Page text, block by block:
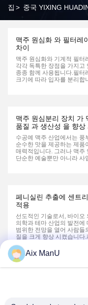
집 > 중국 YIXING
맥주 원심화 와 필터레
차이
맥주 원심화와 기계적 필터
각각 독특한 장점을 가지고
종종 함께 사용됩니다.필터
크기에 따라 입자를 분리합
레이션 프로세스의 작업 부
합니다.이 복합적 접근 방
맥주 유통 기간을 연장하는
적입니다.수출용 또는 대형
셰프에 전시되는 맥주를 위
무스 예방을 위해 필터레이
적입니다.그러나, 더 빠른 재
으로 필터링되지 않은 맥...
맥주 원심분리 장치 가
품질 과 생산성 을 향상
방법
수공예 맥주 산업에서는 풍
순수한 맛을 제공하는 제품
매력적입니다. 그러나 맥주
단순한 예술뿐만 아니라 사
미합니다.맥주 원심분리기
에 혁명을 일으켰고, 양조장
의 운영과 제품을 새로운 수
끌어올릴 수 있게 했습니다
페니실린 추출에 센트
적용
선도적인 기술로서, 바이오
의학과 테마 산업의 발전에
범위한 전망을 열어 사람들
질을 크게 향상 시켰습니다.
은 높은 효율성과 저독성 항
광범위한 임상 응용 분야로
있습니다..그 분자 구조에는
라민이 포함되어 있으며, 이
타냅니다.바이오 의약품 분
Aix ManU